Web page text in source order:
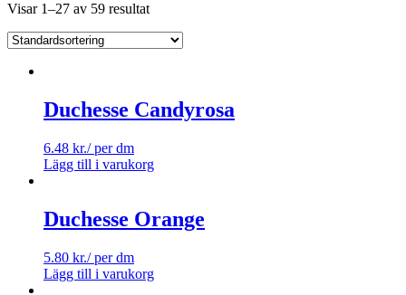
Visar 1–27 av 59 resultat
Duchesse Candyrosa
6.48 kr./ per dm
Lägg till i varukorg
Duchesse Orange
5.80 kr./ per dm
Lägg till i varukorg